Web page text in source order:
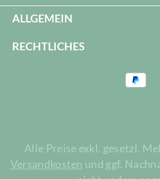
ALLGEMEIN
RECHTLICHES
Alle Preise exkl. gesetzl.
Versandkosten und ggf.